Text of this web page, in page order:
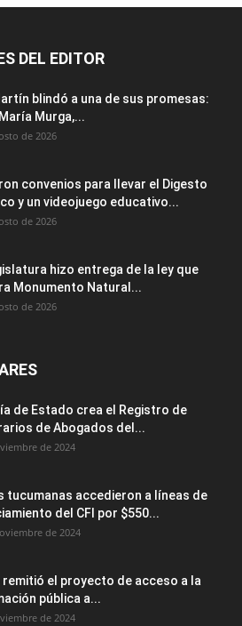
DEL EDITOR
blindó a una de sus promesas:
Murga,...
de 2026
convenios para llevar el Digesto
y un videojuego educativo...
de 2026
hizo entrega de la ley que
Monumento Natural...
de 2026
de Estado crea el Registro de
de Abogados del...
de 2024
tucumanas accedieron a líneas de
del CFI por $550...
de 2024
el proyecto de acceso a la
pública a...
de 2024